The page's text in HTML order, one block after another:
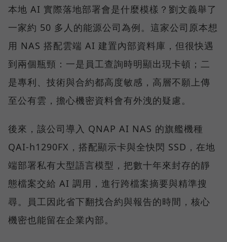
本地 AI 實際落地部署會是什麼模樣？劉文義舉了
一家約 50 多人的能源公司為例。這家公司原本想
用 NAS 搭配雲端 AI 建置內部資料庫，但很快遇
到兩個瓶頸：一是員工查詢時明顯出現卡頓；二
是專利、技術與合約都高度敏感，高層不願上傳
至公有雲，擔心機密資料會有外洩的疑慮。
後來，該公司導入 QNAP AI NAS 的旗艦機種
QAI-h1290FX，搭配顯示卡與全快閃 SSD，在地
端部署私有大型語言模型，把數十年來封存的靜
態檔案交給 AI 調用，進行跨檔案摘要與精準搜
尋。員工因此省下翻找合約與報告的時間，核心
機密也能留在企業內部。